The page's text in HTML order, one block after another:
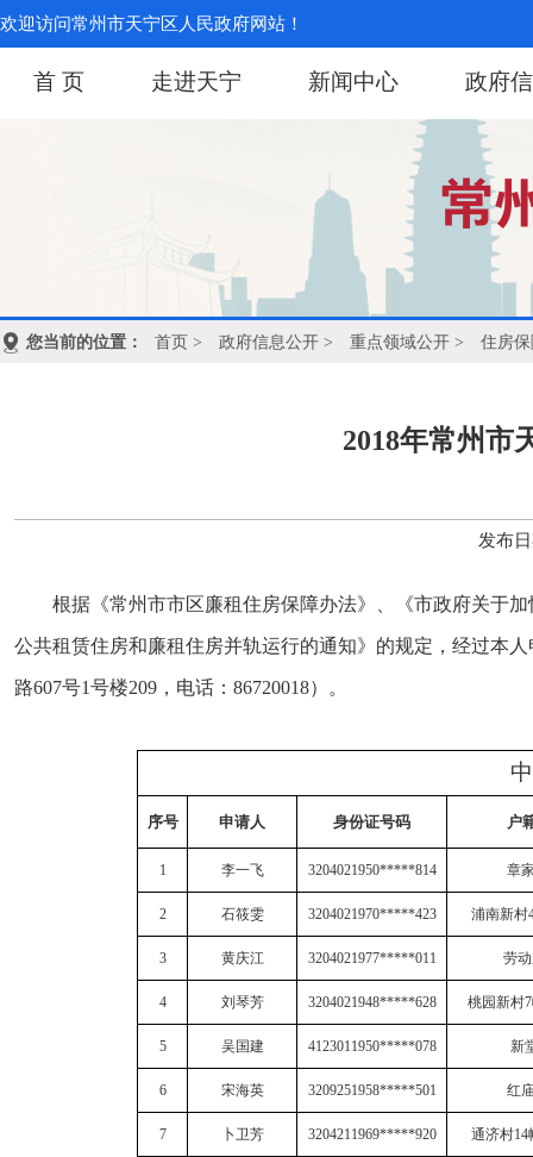
欢迎访问常州市天宁区人民政府网站！
首 页 走进天宁 新闻中心 政府
您当前的位置： 首页 > 政府信息公开 > 重点领域公开 > 住房
2018年常州市
发布
根据《常州市市区廉租住房保障办法》、《市政府关于
公共租赁住房和廉租住房并轨运行的通知》的规定，经过本
路607号1号楼209，电话：86720018）。
序号 申请人 身份证号码 户
1 李一飞 3204021950*****814 章
2 石筱雯 3204021970*****423 浦南新村
3 黄庆江 3204021977*****011 劳
4 刘琴芳 3204021948*****628 桃园新村7
5 吴国建 4123011950*****078 新
6 宋海英 3209251958*****501 红
7 卜卫芳 3204211969*****920 通济村14